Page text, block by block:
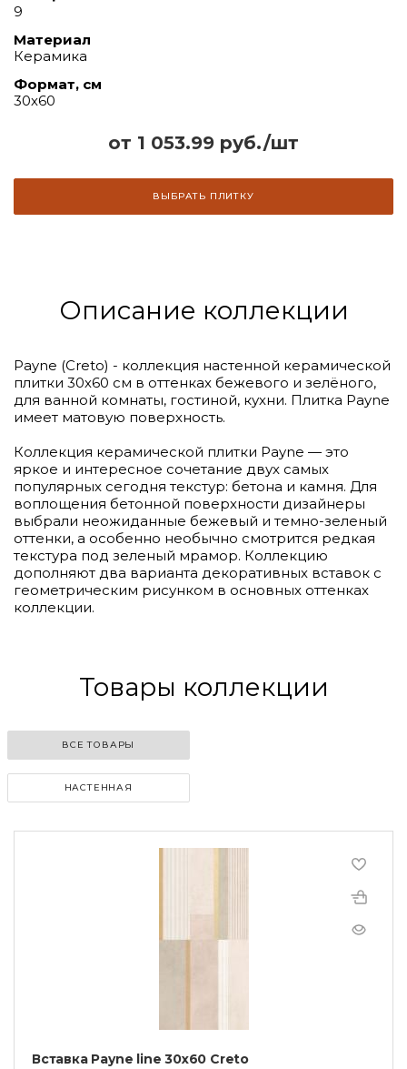
от 1 053.99 руб./шт
ВЫБРАТЬ ПЛИТКУ
9
Материал
Керамика
Формат, см
30х60
Описание коллекции
Payne (Creto) - коллекция настенной керамической
плитки 30х60 см в оттенках бежевого и зелёного,
для ванной комнаты, гостиной, кухни. Плитка Payne
имеет матовую поверхность.
Коллекция керамической плитки Payne — это
яркое и интересное сочетание двух самых
популярных сегодня текстур: бетона и камня. Для
воплощения бетонной поверхности дизайнеры
выбрали неожиданные бежевый и темно-зеленый
оттенки, а особенно необычно смотрится редкая
текстура под зеленый мрамор. Коллекцию
дополняют два варианта декоративных вставок с
геометрическим рисунком в основных оттенках
коллекции.
Товары коллекции
ВСЕ ТОВАРЫ
НАСТЕННАЯ
Вставка Payne line 30х60 Creto